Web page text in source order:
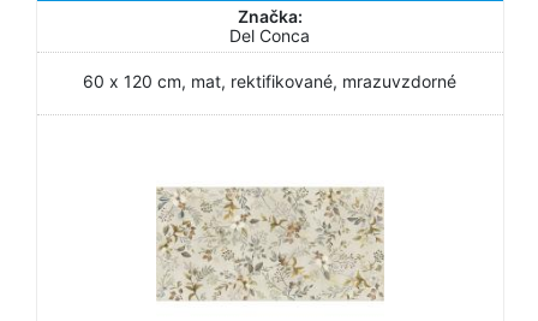
Značka:
Del Conca
60 x 120 cm, mat, rektifikované, mrazuvzdorné